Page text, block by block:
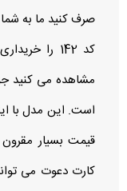
صرف کنید ما به
کد 142 را
مشاهده می کنید
است. این مدل با
قیمت بسیار
کارت دعوت می